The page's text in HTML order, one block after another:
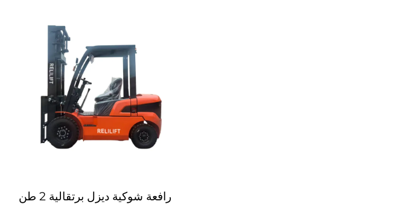
رافعة شوكية ديزل برتقالية 2 طن